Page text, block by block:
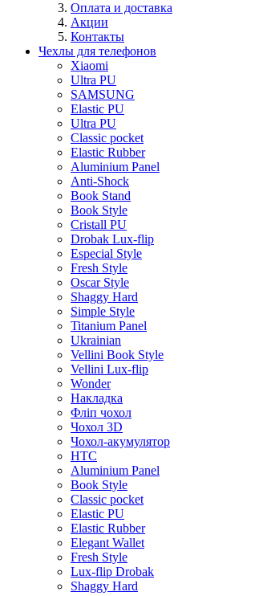
Оплата и доставка
Акции
Контакты
Чехлы для телефонов
Xiaomi
Ultra PU
SAMSUNG
Elastic PU
Ultra PU
Classic pocket
Elastic Rubber
Aluminium Panel
Anti-Shock
Book Stand
Book Style
Cristall PU
Drobak Lux-flip
Especial Style
Fresh Style
Oscar Style
Shaggy Hard
Simple Style
Titanium Panel
Ukrainian
Vellini Book Style
Vellini Lux-flip
Wonder
Накладка
Фліп чохол
Чохол 3D
Чохол-акумулятор
HTC
Aluminium Panel
Book Style
Classic pocket
Elastic PU
Elastic Rubber
Elegant Wallet
Fresh Style
Lux-flip Drobak
Shaggy Hard